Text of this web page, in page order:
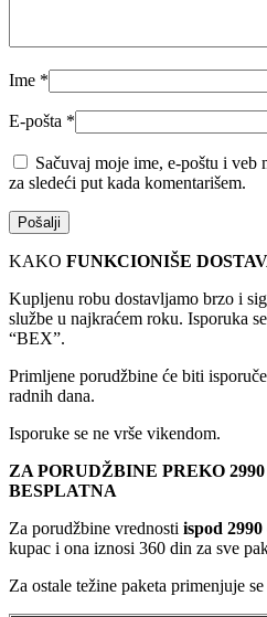
Ime *
E-pošta *
Sačuvaj moje ime, e-poštu i veb
za sledeći put kada komentarišem.
KAKO FUNKCIONIŠE
Kupljenu robu dostavljamo brzo i
službe u najkraćem roku. Isporuka
“BEX”.
Primljene porudžbine će biti
radnih dana.
Isporuke se ne vrše vikendom.
ZA PORUDŽBINE PREKO
BESPLATNA
Za porudžbine vrednosti ispod
kupac i ona iznosi 360 din za sve
Za ostale težine paketa primenjuje